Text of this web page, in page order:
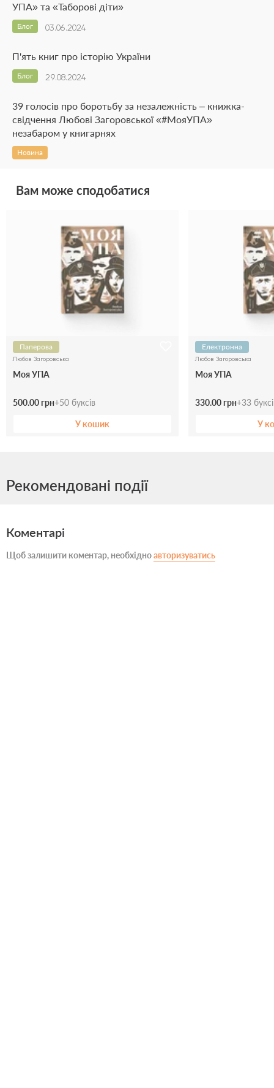
УПА» та «Таборові діти»
03.06.2024
Блог
П'ять книг про історію України
29.08.2024
Блог
39 голосів про боротьбу за незалежність – книжка-
свідчення Любові Загоровської «#МояУПА»
незабаром у книгарнях
Новина
Вам може сподобатися
Паперова
Любов Загоровська
Моя УПА
500.00 грн+50 буксів
У кошик
Електронна
Любов Загоровська
Моя УПА
330.00 грн+33
У
Рекомендовані події
Коментарі
Щоб залишити коментар, необхідноавторизуватись